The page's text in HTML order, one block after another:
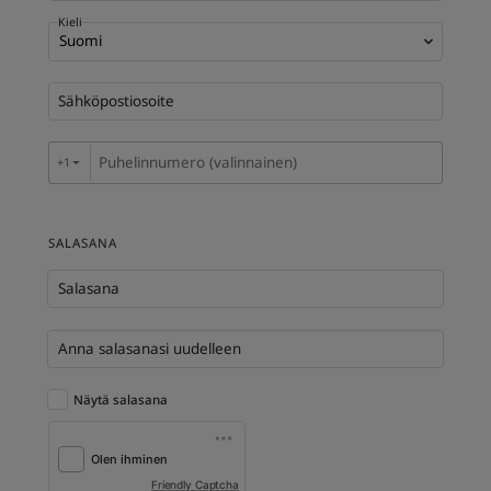
Park Plaza
Prize by Radisson Country Inn & Suites
Brändit Kiinassa
Kieli
Sähköpostiosoite
+1 ▼
SALASANA
Salasana
Anna salasanasi uudelleen
Näytä salasana
Friendly Captcha